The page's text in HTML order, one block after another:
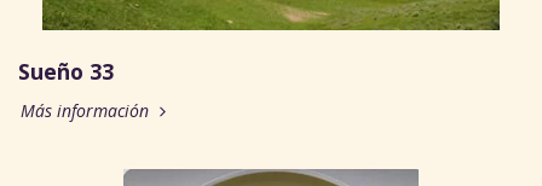
Sueño 33
Más información